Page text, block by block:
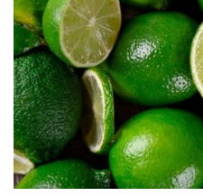
una
oportunidad
para
potencializar
el
producto
nacional
para
exportación”